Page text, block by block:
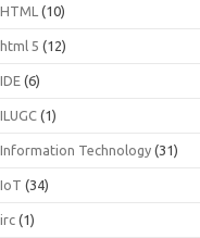
HTML (10)
html 5 (12)
IDE (6)
ILUGC (1)
Information Technology (31)
IoT (34)
irc (1)